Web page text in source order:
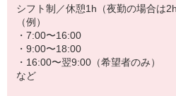
着実に成長して、介護のプロとして
シフト制／休憩1h（夜勤の場合は2h
（例）
・7:00〜16:00
・9:00〜18:00
・16:00〜翌9:00（希望者のみ）
など